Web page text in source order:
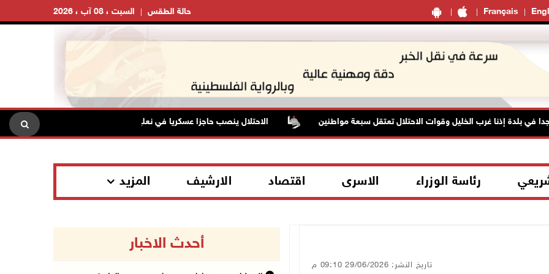
Français السبت ، 08 آب ، 2026 حالة الطقس
إذنا غرب الخليل وقوات الاحتلال تعتقل سبعة مواطنين الاحتلال ينصب حاجزا عسكريا في نعلين غرب رام الله تقرير: خطاب
رئاسة الوزراء الاسرى اقتصاد الارشيف المزيد
تاريخ النشر: 29/06/2026 09:10 م
أحدث الاخبار